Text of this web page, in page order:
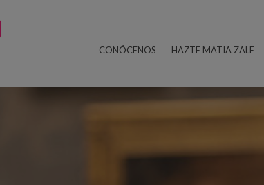
CONÓCENOS HAZTE MATIA ZALE